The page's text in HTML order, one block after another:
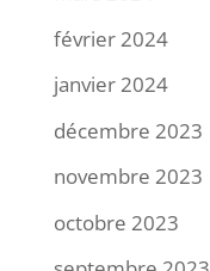
février 2024
janvier 2024
décembre 2023
novembre 2023
octobre 2023